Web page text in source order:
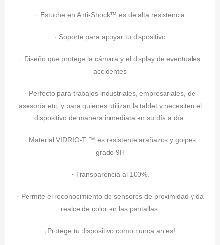
· Estuche en Anti-Shock™ es de alta resistencia
· Soporte para apoyar tu dispositivo
· Diseño que protege la cámara y el display de eventuales
accidentes
· Perfecto para trabajos industriales, empresariales, de
asesoría etc, y para quienes utilizan la tablet y necesiten el
dispositivo de manera inmediata en su día a día.
· Material VIDRIO-T ™ es resistente arañazos y golpes
grado 9H
· Transparencia al 100%.
· Permite el reconocimiento de sensores de proximidad y da
realce de color en las pantallas.
¡Protege tu dispositivo como nunca antes!